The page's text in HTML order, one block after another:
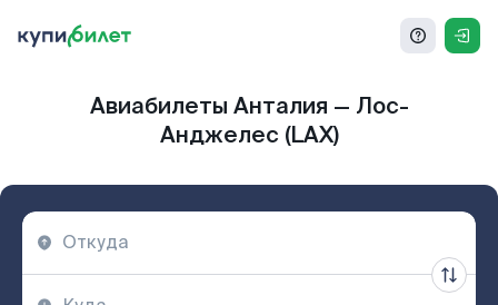
Авиабилеты Анталия — Лос-
Анджелес (LAX)